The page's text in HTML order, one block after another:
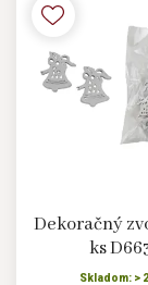
Dekoračný
ks
Skladom: >